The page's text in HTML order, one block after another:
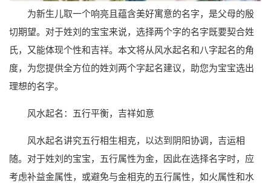
为新生儿取一个响亮且蕴含美好寓意的名字，是父母的殷
切期望。对于姓刘的宝宝来说，选择两个字的名字既要契合姓
氏，又能体现个性和吉祥。本文将从风水起名和八字起名的角
度，为您提供全方位的姓刘两个字起名建议，助您为宝宝选出
理想的名字。
风水起名：五行平衡，吉祥如意
风水起名讲究五行相生相克，以达到阴阳协调，吉运相
随。对于姓刘的宝宝，五行属性为金，因此在选择名字时，应
考虑补益金属性，或避免与金相克的五行属性，如火属性和水